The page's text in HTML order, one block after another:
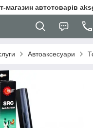
магазин автотоварів
Автоаксесуари